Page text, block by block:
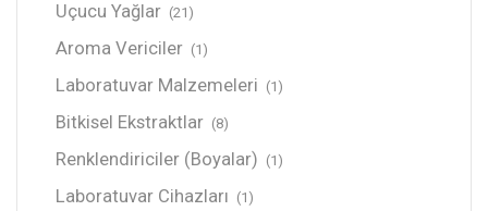
Uçucu Yağlar (21)
Aroma Vericiler (1)
Laboratuvar Malzemeleri (1)
Bitkisel Ekstraktlar (8)
Renklendiriciler (Boyalar) (1)
Laboratuvar Cihazları (1)